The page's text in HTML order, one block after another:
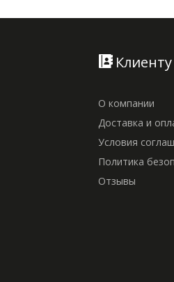
Клиенту
О компании
Доставка и
Условия
Политика
Отзывы